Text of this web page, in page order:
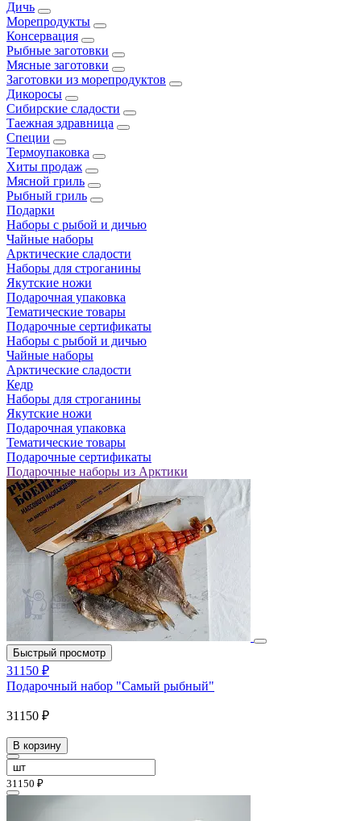
Дичь
Морепродукты
Консервация
Рыбные заготовки
Мясные заготовки
Заготовки из морепродуктов
Дикоросы
Сибирские сладости
Таежная здравница
Специи
Термоупаковка
Хиты продаж
Мясной гриль
Рыбный гриль
Подарки
Наборы с рыбой и дичью
Чайные наборы
Арктические сладости
Наборы для строганины
Якутские ножи
Подарочная упаковка
Тематические товары
Подарочные сертификаты
Наборы с рыбой и дичью
Чайные наборы
Арктические сладости
Кедр
Наборы для строганины
Якутские ножи
Подарочная упаковка
Тематические товары
Подарочные сертификаты
Подарочные наборы из Арктики
Быстрый просмотр
31150 ₽
Подарочный набор "Самый рыбный"
31150 ₽
В корзину
31150 ₽